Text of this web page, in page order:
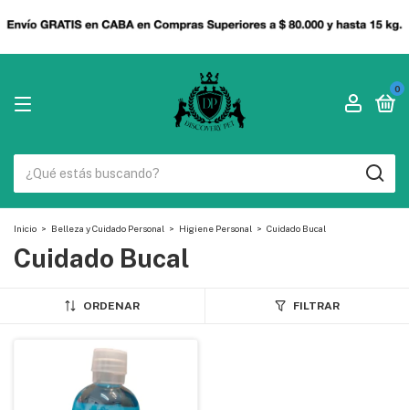
0
Inicio > Belleza y Cuidado Personal > Higiene Personal > Cuidado Bucal
Cuidado Bucal
ORDENAR FILTRAR